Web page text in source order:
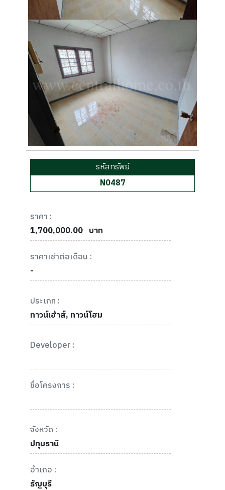
รหัสทรัพย์
N0487
ราคา :
1,700,000.00 บาท
ราคาเช่าต่อเดือน :
-
ประเภท :
ทาวน์เฮ้าส์, ทาวน์โฮม
Developer :
ชื่อโครงการ :
จังหวัด :
ปทุมธานี
อำเภอ :
ธัญบุรี